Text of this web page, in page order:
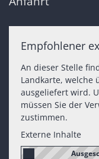
Empfohlener
An dieser Stelle
Landkarte, welche
ausgeliefert wird.
müssen Sie der
zustimmen.
Externe Inhalte